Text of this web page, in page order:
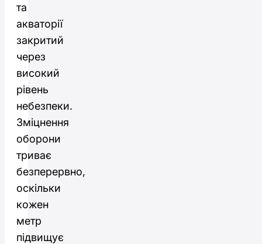
та
акваторії
закритий
через
високий
рівень
небезпеки.
Зміцнення
оборони
триває
безперервно,
оскільки
кожен
метр
підвищує